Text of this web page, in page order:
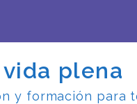
plena
y formación para